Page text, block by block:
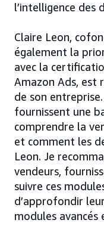
l’intelligence des
Claire Leon,
également la
avec la
Amazon Ads, est
de son
fournissent une
comprendre la
et comment les
Leon. Je
vendeurs,
suivre ces
d’approfondir
modules